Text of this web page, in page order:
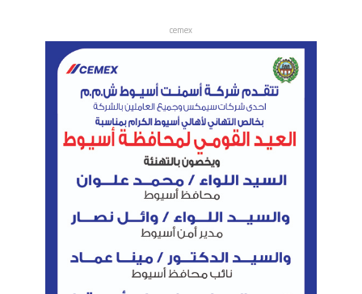
cemex